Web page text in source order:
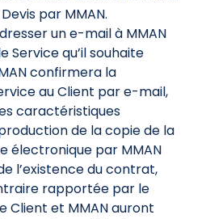
par MMAN.
un e-mail à MMAN
Service qu’il souhaite
confirmera la
au Client par e-mail,
caractéristiques
de la copie de la
électronique par MMAN
l’existence du contrat,
rapportée par le
Client et MMAN auront